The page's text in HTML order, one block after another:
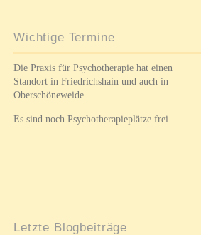
Wichtige Termine
Die Praxis für Psychotherapie hat einen
Standort in Friedrichshain und auch in
Oberschöneweide.
Es sind noch Psychotherapieplätze frei.
Letzte Blogbeiträge